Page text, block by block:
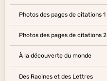
Photos des pages de citations 1
Photos des pages de citations 2
À la découverte du monde
Des Racines et des Lettres